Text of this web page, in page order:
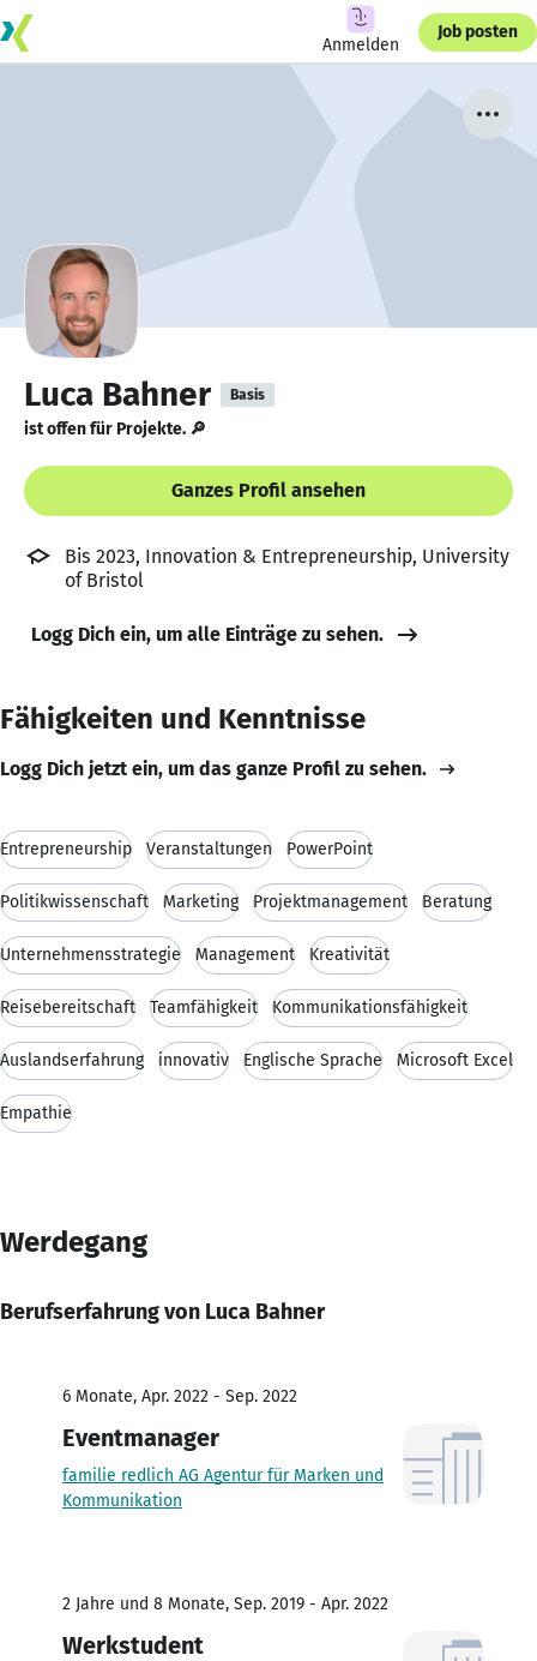
Anmelden
Job posten
Luca Bahner Basis
ist offen für Projekte. 🔎
Ganzes Profil ansehen
Bis 2023, Innovation & Entrepreneurship, University
of Bristol
Logg Dich ein, um alle Einträge zu sehen.
Fähigkeiten und Kenntnisse
Logg Dich jetzt ein, um das ganze Profil zu sehen.
Entrepreneurship Veranstaltungen PowerPoint
Politikwissenschaft Marketing Projektmanagement Beratung
Unternehmensstrategie Management Kreativität
Reisebereitschaft Teamfähigkeit Kommunikationsfähigkeit
Auslandserfahrung innovativ Englische Sprache Microsoft Excel
Empathie
Werdegang
Berufserfahrung von Luca Bahner
6 Monate, Apr. 2022 - Sep. 2022
Eventmanager
familie redlich AG Agentur für Marken und
Kommunikation
2 Jahre und 8 Monate, Sep. 2019 - Apr. 2022
Werkstudent